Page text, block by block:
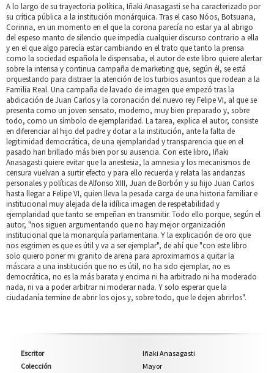
A lo largo de su trayectoria política, Iñaki Anasagasti se ha caracterizado por
su crítica pública a la institución monárquica. Tras el caso Nóos, Botsuana,
Corinna, en un momento en el que la corona parecía no estar ya al abrigo
del espeso manto de silencio que impedía cualquier discurso contrario a ella
y en el que algo parecía estar cambiando en el trato que tanto la prensa
como la sociedad española le dispensaba, el autor de este libro quiere alertar
sobre la intensa y continua campaña de marketing que, según él, se está
orquestando para distraer la atención de los turbios asuntos que rodean a la
Familia Real. Una campaña de lavado de imagen que empezó tras la
abdicación de Juan Carlos y la coronación del nuevo rey Felipe VI, al que se
presenta como un joven sensato, moderno, muy bien preparado y, sobre
todo, como un símbolo de ejemplaridad. La tarea, explica el autor, consiste
en diferenciar al hijo del padre y dotar a la institución, ante la falta de
legitimidad democrática, de una ejemplaridad y transparencia que en el
pasado han brillado más bien por su ausencia. Con este libro, Iñaki
Anasagasti quiere evitar que la anestesia, la amnesia y los mecanismos de
censura vuelvan a surtir efecto y para ello recuerda y relata las andanzas
personales y políticas de Alfonso XIII, Juan de Borbón y su hijo Juan Carlos
hasta llegar a Felipe VI, quien lleva la pesada carga de una historia familiar e
institucional muy alejada de la idílica imagen de respetabilidad y
ejemplaridad que tanto se empeñan en transmitir. Todo ello porque, según el
autor, "nos siguen argumentando que no hay mejor organización
institucional que la monarquía parlamentaria. Y la explicación de oro que
nos esgrimen es que es útil y va a ser ejemplar", de ahí que "con este libro
solo quiero poner mi granito de arena para aproximarnos a quitar la
máscara a una institución que no es útil, no ha sido ejemplar, no es
democrática, no es la más barata y encima ni ha arbitrado ni ha moderado
nada, ni va a poder arbitrar ni moderar nada. Y solo esperar que la
ciudadanía termine de abrir los ojos y, sobre todo, que le dejen abrirlos".
Escritor
Iñaki Anasagasti
Colección
Mayor